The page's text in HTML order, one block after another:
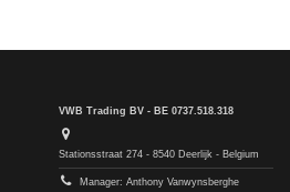
VWB Trading BV - BE 0737.518.318
Stationsstraat 274 - 8540 Deerlijk - Belgium
Manager: Anthony Vanwynsberghe